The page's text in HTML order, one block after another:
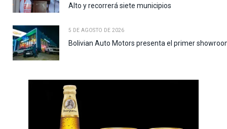
Alto y recorrerá siete municipios
5 DE AGOSTO DE 2026
Bolivian Auto Motors presenta el primer